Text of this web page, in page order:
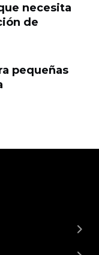
necesita
de
pequeñas